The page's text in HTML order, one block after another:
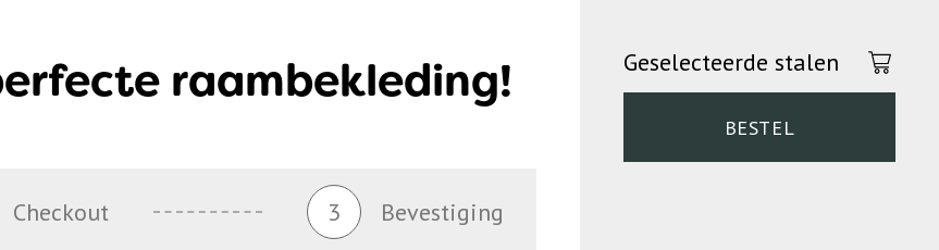
raambekleding!
Checkout 3 Bevestiging
Geselecteerde stalen
BESTEL